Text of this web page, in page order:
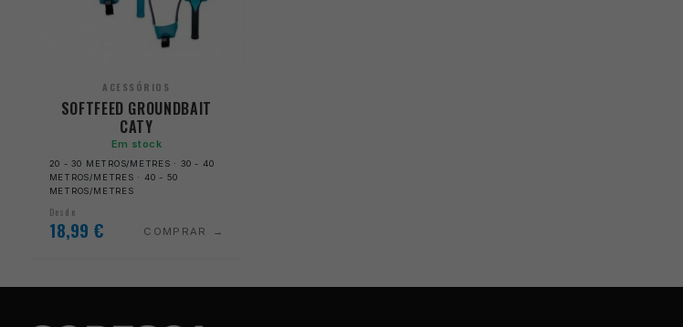
ACESSÓRIOS
SOFTFEED GROUNDBAIT
CATY
Em stock
20 - 30 METROS/METRES · 30 - 40
METROS/METRES · 40 - 50
METROS/METRES
Desde
18,99 € COMPRAR